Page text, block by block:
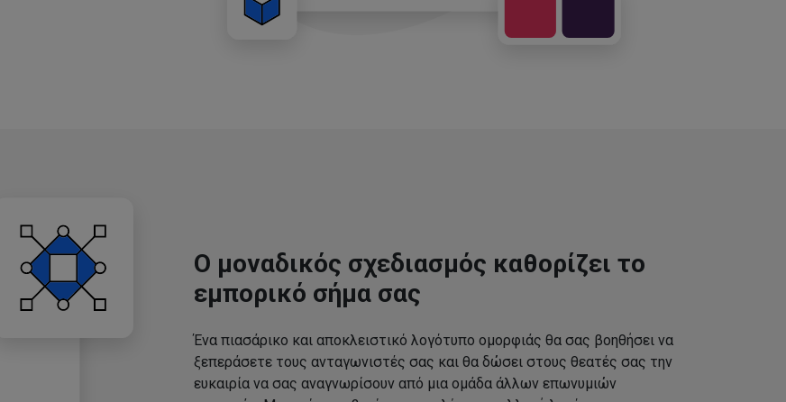
Ο μοναδικός σχεδιασμός καθορίζει το
εμπορικό σήμα σας
Ένα πιασάρικο και αποκλειστικό λογότυπο ομορφιάς θα σας βοηθήσει να
ξεπεράσετε τους ανταγωνιστές σας και θα δώσει στους θεατές σας την
ευκαιρία να σας αναγνωρίσουν από μια ομάδα άλλων επωνυμιών